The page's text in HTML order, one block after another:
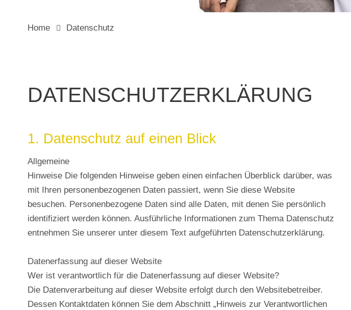
Home Datenschutz
DATENSCHUTZERKLÄRUNG
1. Datenschutz auf einen Blick
Allgemeine
Hinweise Die folgenden Hinweise geben einen einfachen Überblick darüber, was
mit Ihren personenbezogenen Daten passiert, wenn Sie diese Website
besuchen. Personenbezogene Daten sind alle Daten, mit denen Sie persönlich
identifiziert werden können. Ausführliche Informationen zum Thema Datenschutz
entnehmen Sie unserer unter diesem Text aufgeführten Datenschutzerklärung.
Datenerfassung auf dieser Website
Wer ist verantwortlich für die Datenerfassung auf dieser Website?
Die Datenverarbeitung auf dieser Website erfolgt durch den Websitebetreiber.
Dessen Kontaktdaten können Sie dem Abschnitt „Hinweis zur Verantwortlichen